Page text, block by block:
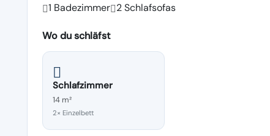
1 Badezimmer 2 Schlafsofas
Wo du schläfst
Schlafzimmer
14 m²
2× Einzelbett